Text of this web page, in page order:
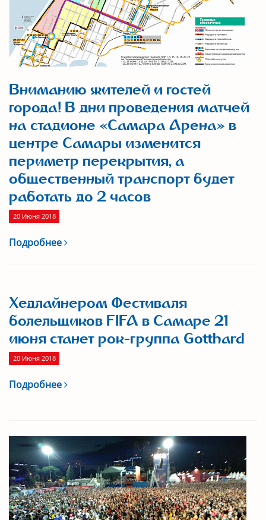
Вниманию жителей и гостей
города! В дни проведения матчей
на стадионе «Самара Арена» в
центре Самары изменится
периметр перекрытия, а
общественный транспорт будет
работать до 2 часов
20 Июня 2018
Подробнее
Хедлайнером Фестиваля
болельщиков FIFA в Самаре 21
июня станет рок-группа Gotthard
20 Июня 2018
Подробнее